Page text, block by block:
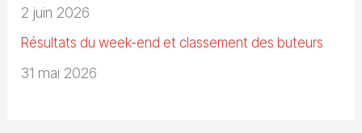
2 juin 2026
Résultats du week-end et classement des buteurs
31 mai 2026